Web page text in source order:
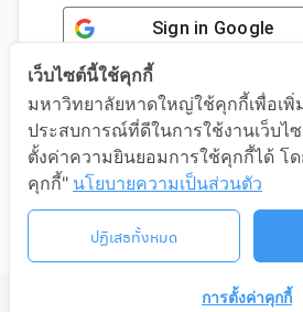
Sign in Google
Sign in with
©2026 LIFELONG.HU.AC.TH. ALL
เว็บไซต์นี้ใช้คุกกี้
มหาวิทยาลัยหาดใหญ่ใช้คุกกี้เพื่อเ
ประสบการณ์ที่ดีในการใช้งานเว็บไ
ตั้งค่าความยินยอมการใช้คุกกี้ได้ โ
คุกกี้" นโยบายความเป็นส่วนตัว
ปฏิเสธทั้งหมด
การตั้งค่าคุกกี้